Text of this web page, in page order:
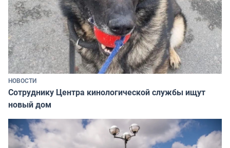
НОВОСТИ
Сотруднику Центра кинологической службы ищут
новый дом